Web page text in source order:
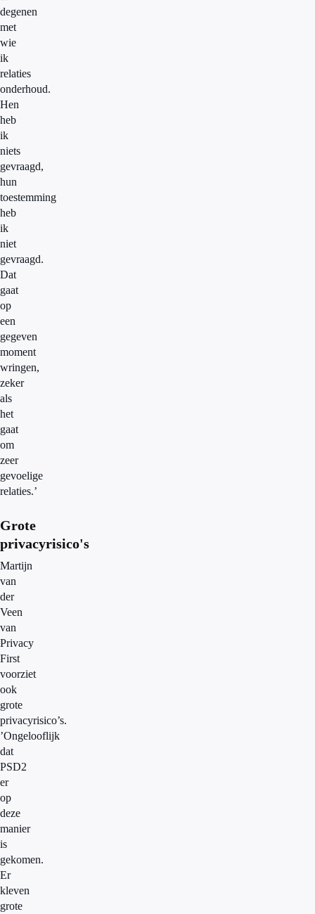
degenen
met
wie
ik
relaties
onderhoud.
Hen
heb
ik
niets
gevraagd,
hun
toestemming
heb
ik
niet
gevraagd.
Dat
gaat
op
een
gegeven
moment
wringen,
zeker
als
het
gaat
om
zeer
gevoelige
relaties.’
Grote
privacyrisico's
Martijn
van
der
Veen
van
Privacy
First
voorziet
ook
grote
privacyrisico’s.
’Ongelooflijk
dat
PSD2
er
op
deze
manier
is
gekomen.
Er
kleven
grote